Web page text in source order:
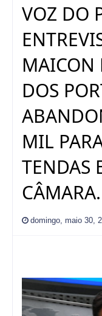
VOZ DO
MAICON
DOS
MIL
TENDAS
CÂMARA.
domingo, maio 30,